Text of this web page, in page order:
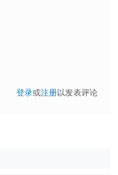
登录或注册以发表评论